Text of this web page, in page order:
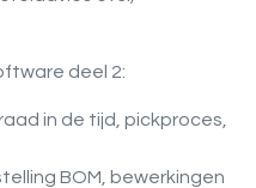
deel 2:
in de tijd, pickproces,
BOM, bewerkingen